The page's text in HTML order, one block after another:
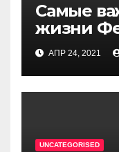
Самые
жизни
и АПР 24, 2021
UNCATEGORISED